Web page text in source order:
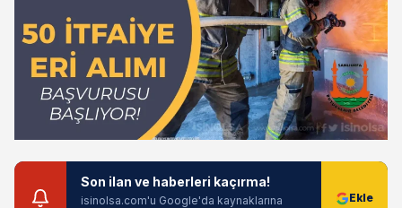
Son ilan ve haberleri kaçırma!
isinolsa.com'u Google'da kaynaklarına